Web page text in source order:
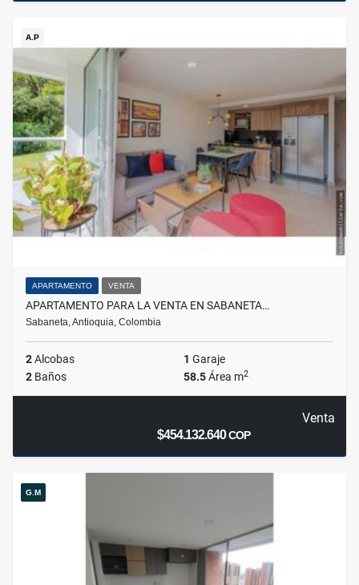
A.P
APARTAMENTO VENTA
APARTAMENTO PARA LA VENTA EN SABANETA…
Sabaneta, Antioquia, Colombia
2Alcobas 1 Garaje
2 Baños 58.5Área m2
Venta
$454.132.640COP
G.M